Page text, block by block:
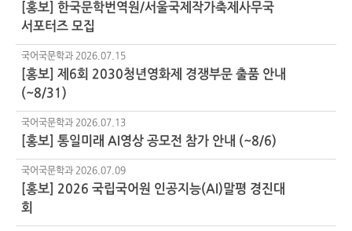
[홍보] 한국문학번역원/서울국제작가축제사무국
서포터즈 모집
국어국문학과 2026.07.15
[홍보] 제6회 2030청년영화제 경쟁부문 출품 안내
(~8/31)
국어국문학과 2026.07.13
[홍보] 통일미래 AI영상 공모전 참가 안내 (~8/6)
국어국문학과 2026.07.09
[홍보] 2026 국립국어원 인공지능(AI)말평 경진대
회